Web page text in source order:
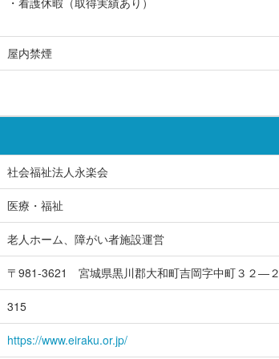
屋内禁煙
社会福祉法人永楽会
医療・福祉
老人ホーム、障がい者施設運営
〒981-3621 宮城県黒川郡大和町吉岡字中町３２―２
315
https://www.eiraku.or.jp/